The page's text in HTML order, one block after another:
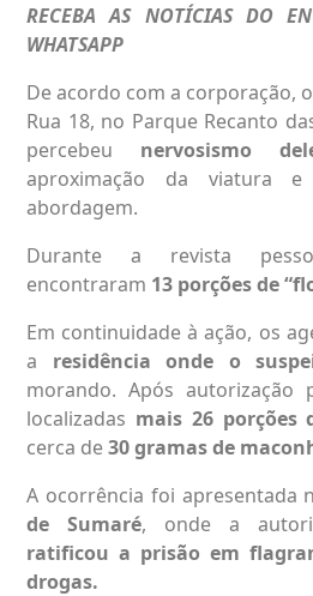
RECEBA AS NOTÍCIAS DO
WHATSAPP
De acordo com a corporação,
Rua 18, no Parque Recanto
percebeu nervosismo
aproximação da viatura
abordagem.
Durante a revista
encontraram 13 porções de
Em continuidade à ação, os
a residência onde o
morando. Após autorização
localizadas mais 26 porções
cerca de30 gramas de
A ocorrência foi apresentada
de Sumaré, onde a
ratificou a prisão em
drogas.